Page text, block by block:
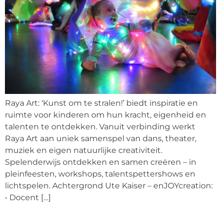
Raya Art: ‘Kunst om te stralen!’ biedt inspiratie en
ruimte voor kinderen om hun kracht, eigenheid en
talenten te ontdekken. Vanuit verbinding werkt
Raya Art aan uniek samenspel van dans, theater,
muziek en eigen natuurlijke creativiteit.
Spelenderwijs ontdekken en samen creëren – in
pleinfeesten, workshops, talentspettershows en
lichtspelen. Achtergrond Ute Kaiser – enJOYcreation:
• Docent […]